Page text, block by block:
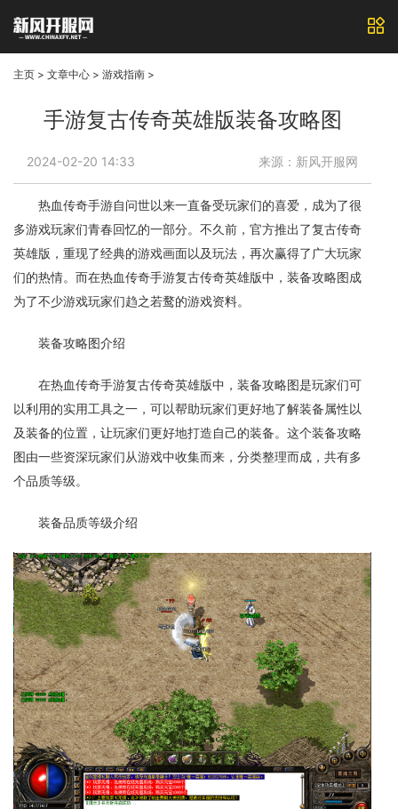
主页 > 文章中心 > 游戏指南 >
手游复古传奇英雄版装备攻略图
2024-02-20 14:33 来源：新风开服网
热血传奇手游自问世以来一直备受玩家们的喜爱，成为了很
多游戏玩家们青春回忆的一部分。不久前，官方推出了复古传奇
英雄版，重现了经典的游戏画面以及玩法，再次赢得了广大玩家
们的热情。而在热血传奇手游复古传奇英雄版中，装备攻略图成
为了不少游戏玩家们趋之若鹜的游戏资料。
装备攻略图介绍
在热血传奇手游复古传奇英雄版中，装备攻略图是玩家们可
以利用的实用工具之一，可以帮助玩家们更好地了解装备属性以
及装备的位置，让玩家们更好地打造自己的装备。这个装备攻略
图由一些资深玩家们从游戏中收集而来，分类整理而成，共有多
个品质等级。
装备品质等级介绍